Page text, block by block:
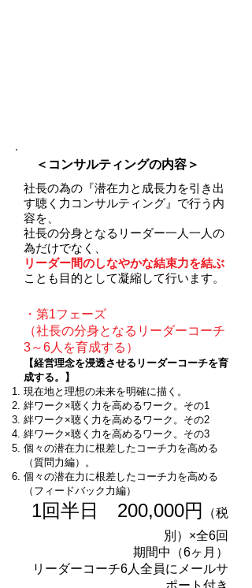
＜コンサルティングの内容＞
社長の為の『潜在力と成長力を引き出
す聴く力コンサルティング』で行う内
容を、
社長の分身となるリーダー一人一人の
為だけでなく、
リーダー間のしなやかな結束力を結ぶ
ことも目的として凝縮して行います。
・第1フェーズ
（社長の分身となるリーダーコーチ
3～6人を育成する）
【経営理念を浸透させるリーダーコーチを育
成する。】
現在地と理想の未来を明確に描く。
絆ワーク×聴く力を高めるワーク。その1
絆ワーク×聴く力を高めるワーク。その2
絆ワーク×聴く力を高めるワーク。その3
個々の潜在力に根差したコーチ力を高める
（質問力編）。
個々の潜在力に根差したコーチ力を高める
（フィードバック力編）
1回半日 200,000円
（税
別）×全6回
期間中（6ヶ月）
リーダーコーチ6人全員に メールサ
ポート付き